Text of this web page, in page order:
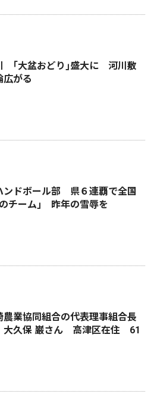
｢大盆おどり｣盛大に 河川敷
広がる
ンドボール部 県６連覇で全国
チーム｣ 昨年の雪辱を
農業協同組合の代表理事組合長
久保 巌さん 高津区在住 61